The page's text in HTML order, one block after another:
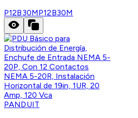
P12B30MP12B30M
PANDUIT